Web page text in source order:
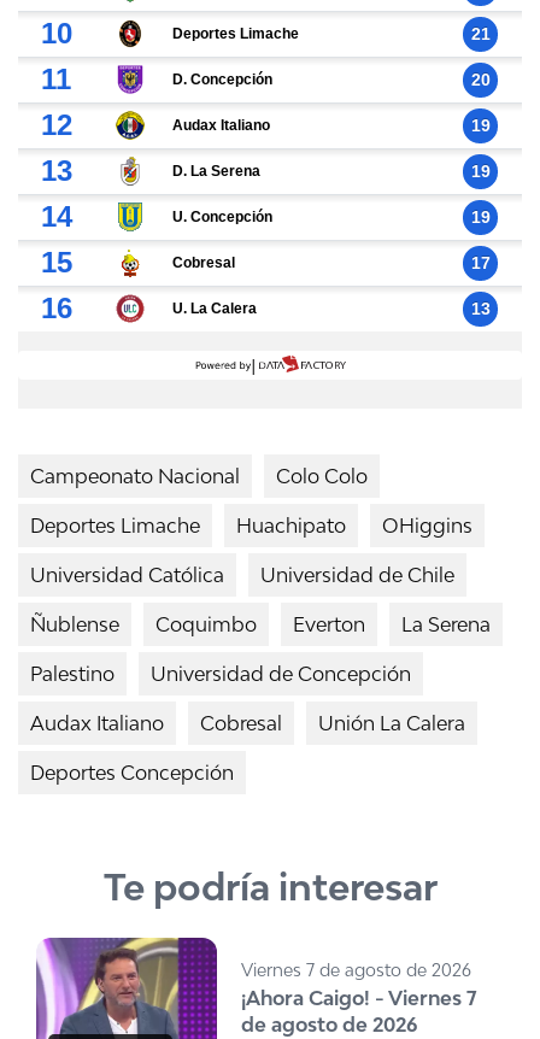
Campeonato Nacional Colo Colo
Deportes Limache Huachipato OHiggins
Universidad Católica Universidad de Chile
Ñublense Coquimbo Everton La Serena
Palestino Universidad de Concepción
Audax Italiano Cobresal Unión La Calera
Deportes Concepción
Te podría interesar
Viernes 7 de agosto de 2026
¡Ahora Caigo! - Viernes 7
de agosto de 2026